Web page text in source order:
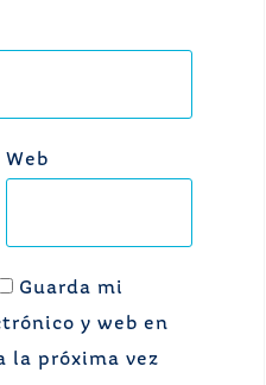
Web
Guarda mi
y web en
la próxima vez